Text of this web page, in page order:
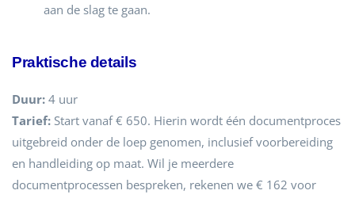
aan de slag te gaan.
Praktische details
Duur: 4 uur
Tarief: Start vanaf € 650. Hierin wordt één documentproces
uitgebreid onder de loep genomen, inclusief voorbereiding
en handleiding op maat. Wil je meerdere
documentprocessen bespreken, rekenen we € 162 voor